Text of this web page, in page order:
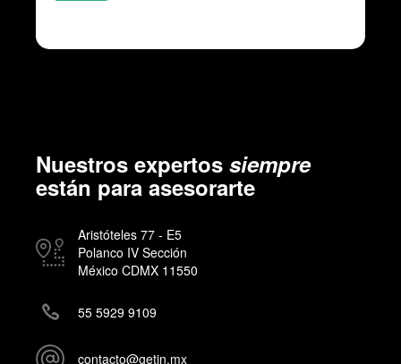
Nuestros expertos siempre
están para asesorarte
Aristóteles 77 - E5
Polanco IV Sección
México CDMX 11550
55 5929 9109
contacto@getin.mx